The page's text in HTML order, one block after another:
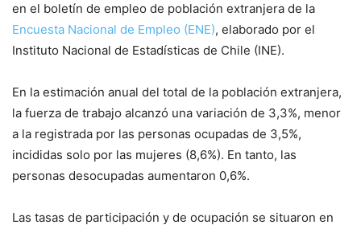
en el boletín de empleo de población extranjera de la
Encuesta Nacional de Empleo (ENE), elaborado por el
Instituto Nacional de Estadísticas de Chile (INE).
En la estimación anual del total de la población extranjera,
la fuerza de trabajo alcanzó una variación de 3,3%, menor
a la registrada por las personas ocupadas de 3,5%,
incididas solo por las mujeres (8,6%). En tanto, las
personas desocupadas aumentaron 0,6%.
Las tasas de participación y de ocupación se situaron en